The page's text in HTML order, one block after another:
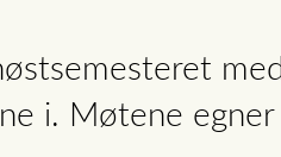
i. Møtene